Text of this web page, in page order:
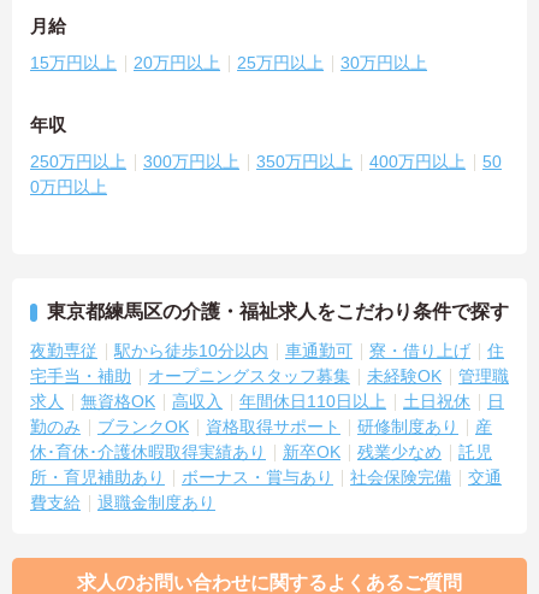
月給
15万円以上 20万円以上 25万円以上 30万円以上
年収
250万円以上 300万円以上 350万円以上 400万円以上
50
0万円以上
東京都練馬区の介護・福祉求人をこだわり条件で探す
夜勤専従 駅から徒歩10分以内 車通勤可 寮・借り上げ
住
宅手当・補助
オープニングスタッフ募集 未経験OK
管理職
求人
無資格OK 高収入 年間休日110日以上 土日祝休
日
勤のみ
ブランクOK 資格取得サポート 研修制度あり
産
休･育休･介護休暇取得実績あり
新卒OK 残業少なめ
託児
所・育児補助あり
ボーナス・賞与あり 社会保険完備
交通
費支給
退職金制度あり
求人のお問い合わせに関するよくあるご質問